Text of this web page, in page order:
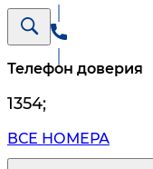
Телефон доверия
1354;
ВСЕ НОМЕРА